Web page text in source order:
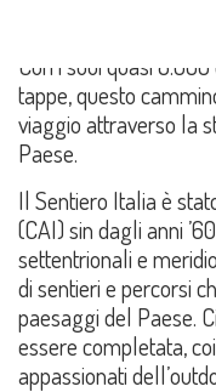
Con i suoi quasi
tappe, questo
viaggio attraverso la
Paese.
Il Sentiero Italia è
(CAI) sin dagli anni
settentrionali e
di sentieri e percorsi
paesaggi del Paese.
essere completata,
appassionati